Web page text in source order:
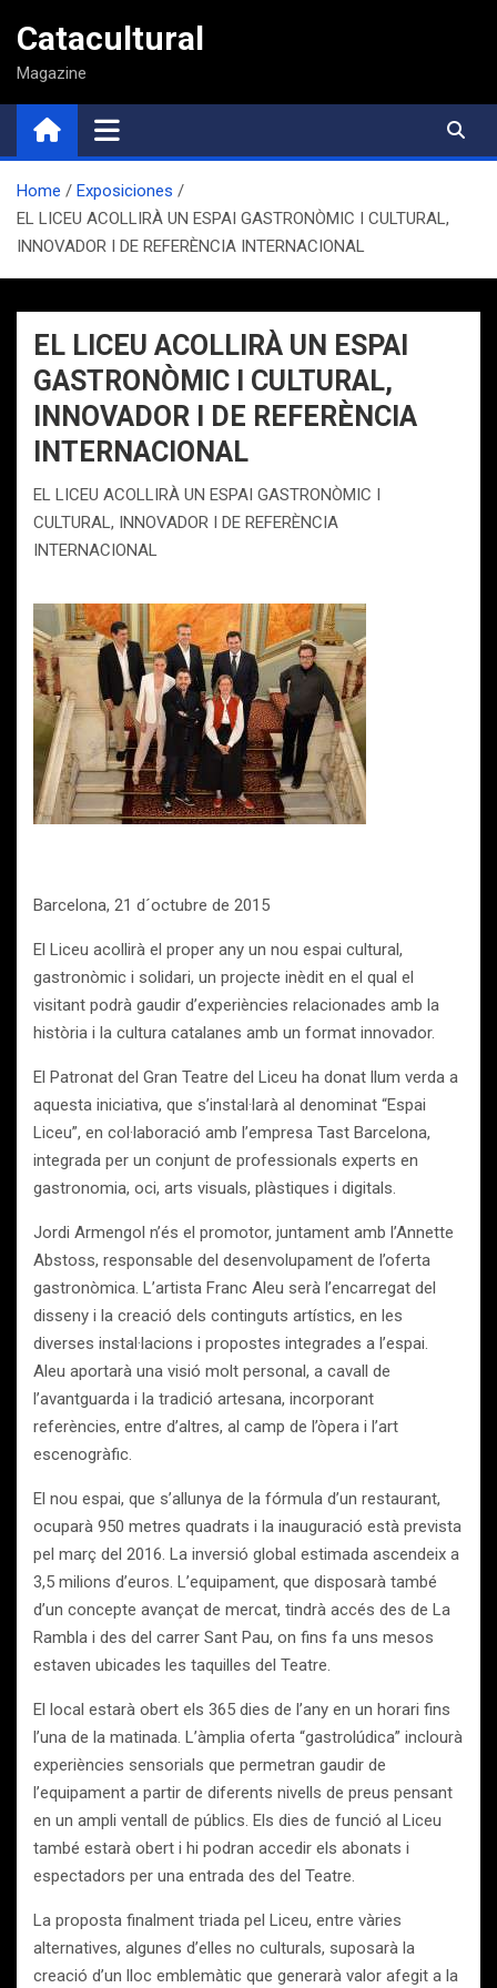
contenido
Catacultural
Magazine
Home
Exposiciones
EL LICEU ACOLLIRÀ UN ESPAI GASTRONÒMIC I CULTURAL,
INNOVADOR I DE REFERÈNCIA INTERNACIONAL
EL LICEU ACOLLIRÀ UN ESPAI
GASTRONÒMIC I CULTURAL,
INNOVADOR I DE REFERÈNCIA
INTERNACIONAL
EL LICEU ACOLLIRÀ UN ESPAI GASTRONÒMIC I
CULTURAL, INNOVADOR I DE REFERÈNCIA
INTERNACIONAL
Barcelona, 21 d´octubre de 2015
El Liceu acollirà el proper any un nou espai cultural,
gastronòmic i solidari, un projecte inèdit en el qual el
visitant podrà gaudir d’experiències relacionades amb la
història i la cultura catalanes amb un format innovador.
El Patronat del Gran Teatre del Liceu ha donat llum verda a
aquesta iniciativa, que s’instal·larà al denominat “Espai
Liceu”, en col·laboració amb l’empresa Tast Barcelona,
integrada per un conjunt de professionals experts en
gastronomia, oci, arts visuals, plàstiques i digitals.
Jordi Armengol n’és el promotor, juntament amb l’Annette
Abstoss, responsable del desenvolupament de l’oferta
gastronòmica. L’artista Franc Aleu serà l’encarregat del
disseny i la creació dels continguts artístics, en les
diverses instal·lacions i propostes integrades a l’espai.
Aleu aportarà una visió molt personal, a cavall de
l’avantguarda i la tradició artesana, incorporant
referències, entre d’altres, al camp de l’òpera i l’art
escenogràfic.
El nou espai, que s’allunya de la fórmula d’un restaurant,
ocuparà 950 metres quadrats i la inauguració està prevista
pel març del 2016. La inversió global estimada ascendeix a
3,5 milions d’euros. L’equipament, que disposarà també
d’un concepte avançat de mercat, tindrà accés des de La
Rambla i des del carrer Sant Pau, on fins fa uns mesos
estaven ubicades les taquilles del Teatre.
El local estarà obert els 365 dies de l’any en un horari fins
l’una de la matinada. L’àmplia oferta “gastrolúdica” inclourà
experiències sensorials que permetran gaudir de
l’equipament a partir de diferents nivells de preus pensant
en un ampli ventall de públics. Els dies de funció al Liceu
també estarà obert i hi podran accedir els abonats i
espectadors per una entrada des del Teatre.
La proposta finalment triada pel Liceu, entre vàries
alternatives, algunes d’elles no culturals, suposarà la
creació d’un lloc emblemàtic que generarà valor afegit a la